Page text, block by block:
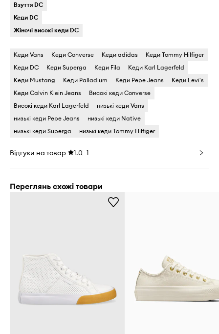
Взуття DC
Кеди DC
Жіночі високі кеди DC
Кеди Vans Кеди Converse Кеди adidas
Кеди Tommy Hilfiger
Кеди DC
Кеди Superga Кеди Fila
Кеди Karl Lagerfeld
Кеди Mustang
Кеди Palladium Кеди Pepe Jeans
Кеди Levi's
Кеди Calvin Klein Jeans
Високі кеди Converse
Високі кеди Karl Lagerfeld
низькі кеди Vans
низькі кеди Pepe Jeans
низькі кеди Native
низькі кеди Superga
низькі кеди Tommy Hilfiger
Відгуки на товар 1.0 1
Переглянь схожі товари